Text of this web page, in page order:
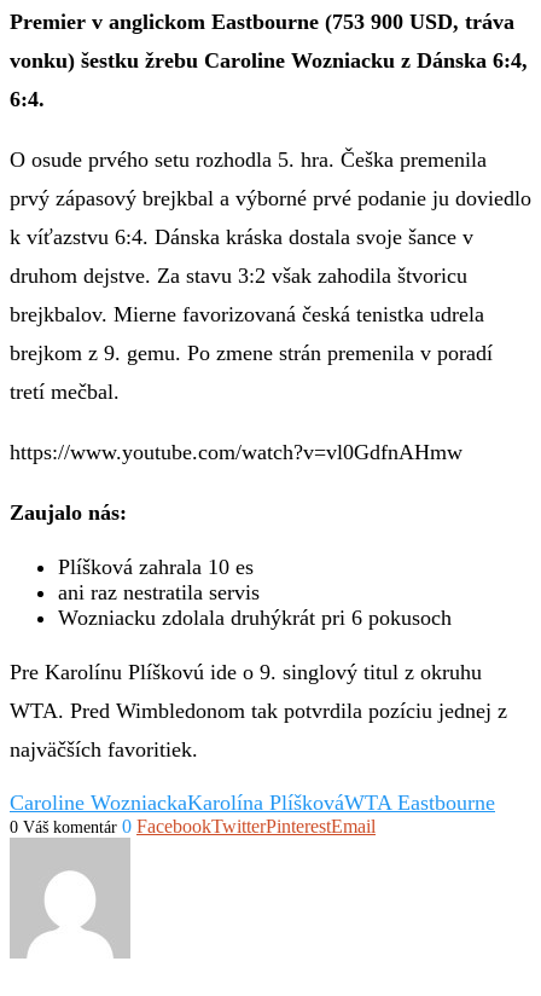
Premier v anglickom Eastbourne (753 900 USD, tráva
vonku) šestku žrebu Caroline Wozniacku z Dánska 6:4,
6:4.
O osude prvého setu rozhodla 5. hra. Češka premenila
prvý zápasový brejkbal a výborné prvé podanie ju doviedlo
k víťazstvu 6:4. Dánska kráska dostala svoje šance v
druhom dejstve. Za stavu 3:2 však zahodila štvoricu
brejkbalov. Mierne favorizovaná česká tenistka udrela
brejkom z 9. gemu. Po zmene strán premenila v poradí
tretí mečbal.
https://www.youtube.com/watch?v=vl0GdfnAHmw
Zaujalo nás:
Plíšková zahrala 10 es
ani raz nestratila servis
Wozniacku zdolala druhýkrát pri 6 pokusoch
Pre Karolínu Plíškovú ide o 9. singlový titul z okruhu
WTA. Pred Wimbledonom tak potvrdila pozíciu jednej z
najväčších favoritiek.
Caroline WozniackaKarolína PlíškováWTA Eastbourne
0 Váš komentár 0 FacebookTwitterPinterestEmail